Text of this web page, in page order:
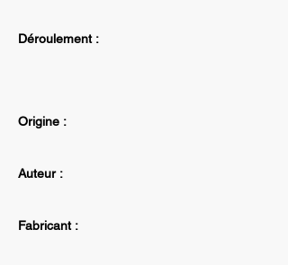
Déroulement :
Origine :
Auteur :
Fabricant :